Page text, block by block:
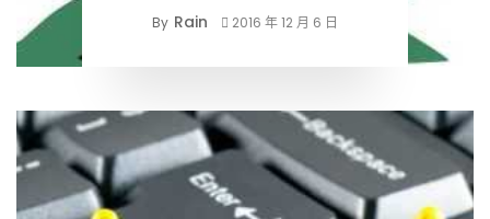
By Rain 2016 年 12 月 6 日